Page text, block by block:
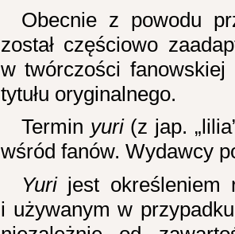
Obecnie z powodu
został częściowo
w twórczości
tytułu oryginalnego.
Termin yuri(z jap.
wśród fanów. Wydawcy
Yurijest określeniem
i używanym w